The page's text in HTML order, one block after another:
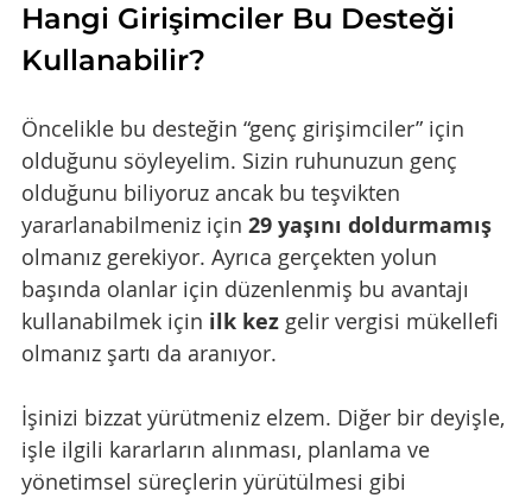
Hangi Girişimciler Bu Desteği
Kullanabilir?
Öncelikle bu desteğin “genç girişimciler” için
olduğunu söyleyelim. Sizin ruhunuzun genç
olduğunu biliyoruz ancak bu teşvikten
yararlanabilmeniz için 29 yaşını doldurmamış
olmanız gerekiyor. Ayrıca gerçekten yolun
başında olanlar için düzenlenmiş bu avantajı
kullanabilmek için ilk kez gelir vergisi mükellefi
olmanız şartı da aranıyor.
İşinizi bizzat yürütmeniz elzem. Diğer bir deyişle,
işle ilgili kararların alınması, planlama ve
yönetimsel süreçlerin yürütülmesi gibi